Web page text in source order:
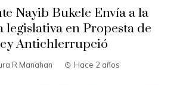
Nayib Bukele Envía a la
legislativa en Propesta de
Antichlerrupció
R Manahan Hace 2 años